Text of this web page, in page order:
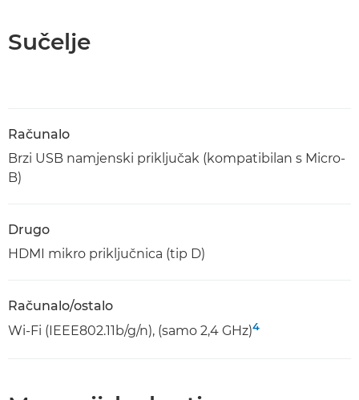
Sučelje
Računalo
Brzi USB namjenski priključak (kompatibilan s Micro-
B)
Drugo
HDMI mikro priključnica (tip D)
Računalo/ostalo
Wi-Fi (IEEE802.11b/g/n), (samo 2,4 GHz)4